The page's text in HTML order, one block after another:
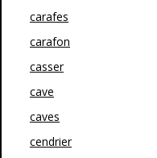
carafes
carafon
casser
cave
caves
cendrier